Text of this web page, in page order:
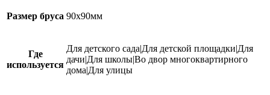
Размер бруса 90х90мм
Где
используется
Для детского сада|Для детской площадки|Для
дачи|Для школы|Во двор многоквартирного
дома|Для улицы